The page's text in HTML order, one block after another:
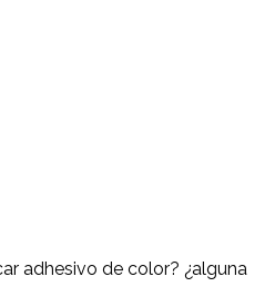
adhesivo de color? ¿alguna